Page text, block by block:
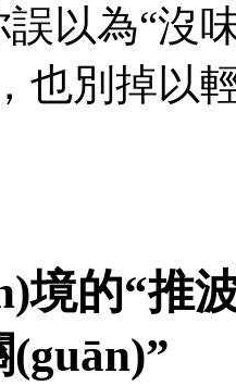
以為“沒味
，也別掉
境的“